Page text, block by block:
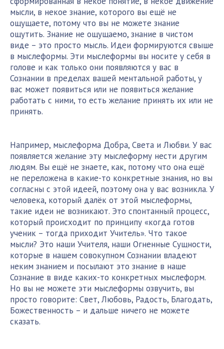
мысли, в некое знание, которого вы ещё не
ощущаете, потому что вы не можете знание
ощутить. Знание не ощущаемо, знание в чистом
виде – это просто мысль. Идеи формируются свыше
в мыслеформы. Эти мыслеформы вы носите у себя в
голове и как только они появляются у вас в
Сознании в пределах вашей ментальной работы, у
вас может появиться или не появиться желание
работать с ними, то есть желание принять их или не
принять.
Например, мыслеформа Добра, Света и Любви. У вас
появляется желание эту мыслеформу нести другим
людям. Вы ещё не знаете, как, потому что она ещё
не переложена в какие-то конкретные знания, но вы
согласны с этой идеей, поэтому она у вас возникла. У
человека, который далёк от этой мыслеформы,
такие идеи не возникают. Это спонтанный процесс,
который происходит по принципу «когда готов
ученик – тогда приходит Учитель». Что такое
мысли? Это наши Учителя, наши Огненные Сущности,
которые в нашем совокупном Сознании владеют
неким знанием и посылают это знание в наше
Сознание в виде каких-то конкретных мыслеформ.
Но вы не можете эти мыслеформы озвучить, вы
просто говорите: Свет, Любовь, Радость, Благодать,
Божественность – и дальше ничего не можете
сказать.